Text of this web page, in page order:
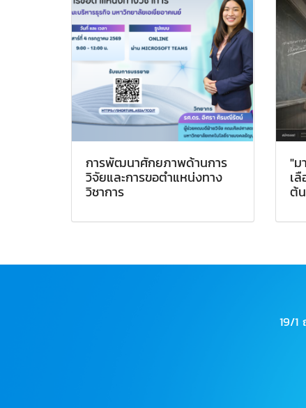
การพัฒนาศักยภาพด้านการ
วิจัยและการขอตำแหน่งทาง
วิชาการ
"ม
เ
ต้
19/1